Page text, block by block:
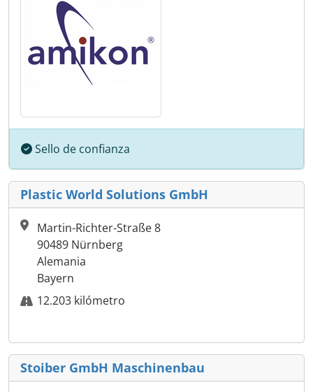
Sello de confianza
Plastic World Solutions GmbH
Martin-Richter-Straße 8
90489 Nürnberg
Alemania
Bayern
12.203 kilómetro
Stoiber GmbH Maschinenbau